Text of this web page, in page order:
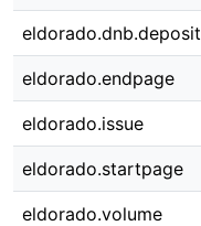
eldorado.dnb.deposit
eldorado.endpage
eldorado.issue
eldorado.startpage
eldorado.volume